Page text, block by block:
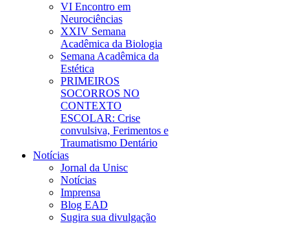
VI Encontro em
Neurociências
XXIV Semana
Acadêmica da Biologia
Semana Acadêmica da
Estética
PRIMEIROS
SOCORROS NO
CONTEXTO
ESCOLAR: Crise
convulsiva, Ferimentos e
Traumatismo Dentário
Notícias
Jornal da Unisc
Notícias
Imprensa
Blog EAD
Sugira sua divulgação